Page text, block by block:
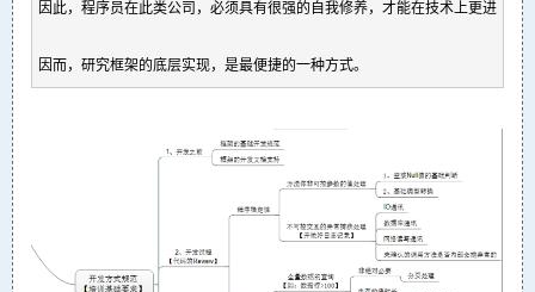
因此，程序员在此类公司，必须具有很强的自我修养，才能在技术上更进一步
因而，研究框架的底层实现，是最便捷的一种方式。